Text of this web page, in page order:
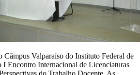
Câmpus Valparaíso do Instituto Federal de
I Encontro Internacional de Licenciaturas